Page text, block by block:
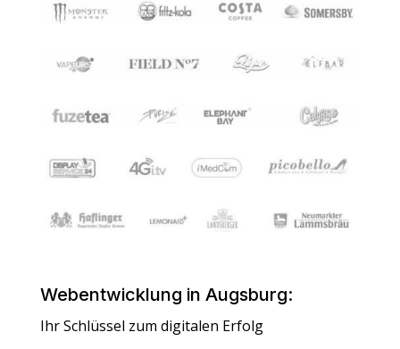
Webentwicklung in Augsburg:
Ihr Schlüssel zum digitalen Erfolg